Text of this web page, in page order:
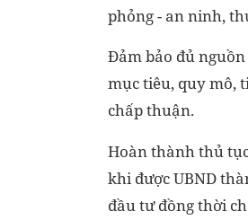
phỏng - an ninh,
Đảm bảo đủ
mục tiêu, quy mô,
chấp thuận.
Hoàn thành thủ
khi được UBND
đầu tư đồng thời